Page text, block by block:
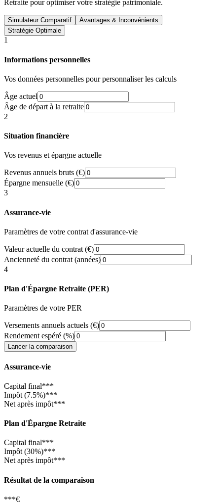
Retraite pour optimiser votre stratégie patrimoniale.
Simulateur Comparatif
Avantages & Inconvénients
Stratégie Optimale
1
Informations personnelles
Vos données personnelles pour personnaliser les calculs
Âge actuel
Âge de départ à la retraite
2
Situation financière
Vos revenus et épargne actuelle
Revenus annuels bruts (€)
Épargne mensuelle (€)
3
Assurance-vie
Paramètres de votre contrat d'assurance-vie
Valeur actuelle du contrat (€)
Ancienneté du contrat (années)
4
Plan d'Épargne Retraite (PER)
Paramètres de votre PER
Versements annuels actuels (€)
Rendement espéré (%)
Lancer la comparaison
Assurance-vie
Capital final***
Impôt (7.5%)***
Net après impôt***
Plan d'Épargne Retraite
Capital final***
Impôt (30%)***
Net après impôt***
Résultat de la comparaison
***€